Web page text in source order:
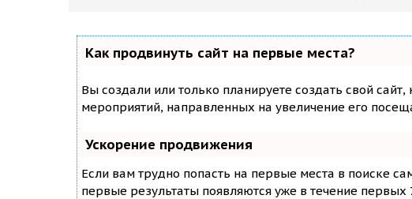
Как продвинуть сайт на первые места?
Вы создали или только планируете создать свой
мероприятий, направленных на увеличение его
Ускорение продвижения
Если вам трудно попасть на первые места в поиске
первые результаты появляются уже в течение